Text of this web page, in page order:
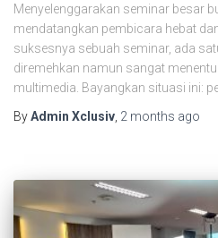
Menyelenggarakan seminar besar
mendatangkan pembicara hebat
suksesnya sebuah seminar, ada
diremehkan namun sangat
multimedia. Bayangkan situasi ini:
ByAdmin Xclusiv 2 months ago